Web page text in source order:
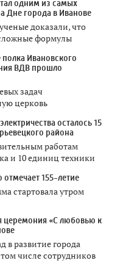
одним из самых
Дне города в Иванове
доказали, что
формулы
Ивановского
ВДВ прошло
задач
церковь
осталось 15
района
работам
и 10 единиц техники
155-летие
стартовала утром
церемония «С любовью к
в развитие города
числе сотрудников